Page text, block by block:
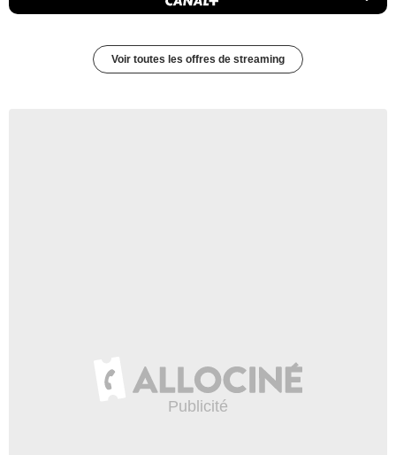
Voir toutes les offres de streaming